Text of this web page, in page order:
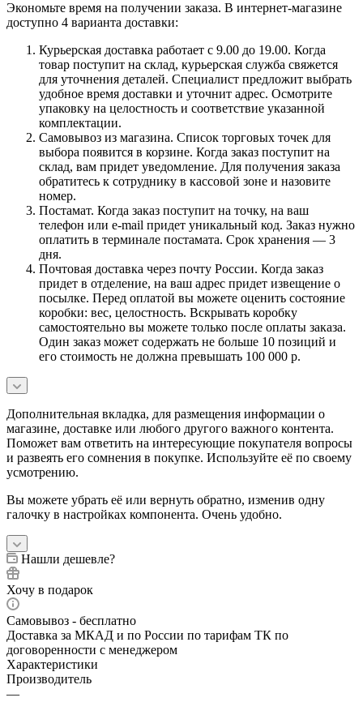
Экономьте время на получении заказа. В интернет-магазине
доступно 4 варианта доставки:
Курьерская доставка работает с 9.00 до 19.00. Когда
товар поступит на склад, курьерская служба свяжется
для уточнения деталей. Специалист предложит выбрать
удобное время доставки и уточнит адрес. Осмотрите
упаковку на целостность и соответствие указанной
комплектации.
Самовывоз из магазина. Список торговых точек для
выбора появится в корзине. Когда заказ поступит на
склад, вам придет уведомление. Для получения заказа
обратитесь к сотруднику в кассовой зоне и назовите
номер.
Постамат. Когда заказ поступит на точку, на ваш
телефон или e-mail придет уникальный код. Заказ нужно
оплатить в терминале постамата. Срок хранения — 3
дня.
Почтовая доставка через почту России. Когда заказ
придет в отделение, на ваш адрес придет извещение о
посылке. Перед оплатой вы можете оценить состояние
коробки: вес, целостность. Вскрывать коробку
самостоятельно вы можете только после оплаты заказа.
Один заказ может содержать не больше 10 позиций и
его стоимость не должна превышать 100 000 р.
Дополнительная вкладка, для размещения информации о
магазине, доставке или любого другого важного контента.
Поможет вам ответить на интересующие покупателя вопросы
и развеять его сомнения в покупке. Используйте её по своему
усмотрению.
Вы можете убрать её или вернуть обратно, изменив одну
галочку в настройках компонента. Очень удобно.
Нашли дешевле?
Хочу в подарок
Самовывоз - бесплатно
Доставка за МКАД и по России по тарифам ТК по
договоренности с менеджером
Характеристики
Производитель
—